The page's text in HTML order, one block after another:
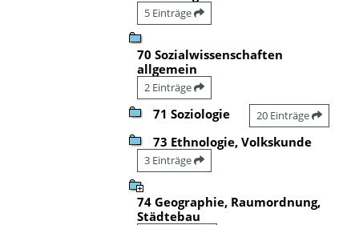
5 Einträge
70 Sozialwissenschaften
allgemein
2 Einträge
71 Soziologie 20 Einträge
73 Ethnologie, Volkskunde
3 Einträge
74 Geographie, Raumordnung,
Städtebau